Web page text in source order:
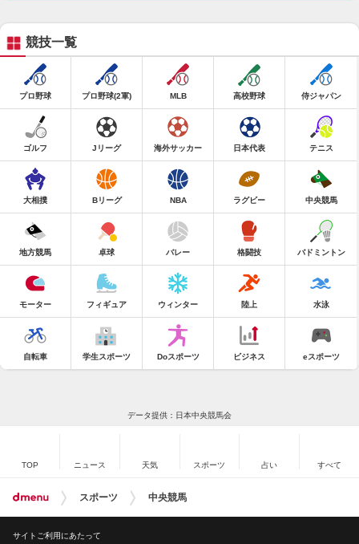
競技一覧
プロ野球 プロ野球(2軍) MLB 高校野球 侍ジャパン
ゴルフ Jリーグ 海外サッカー 日本代表 テニス
大相撲 Bリーグ NBA ラグビー 中央競馬
地方競馬 卓球 バレー 格闘技 バドミントン
モーター フィギュア ウィンター 陸上 水泳
自転車 学生スポーツ Doスポーツ ビジネス eスポーツ
データ提供：日本中央競馬会
TOP ニュース 天気 スポーツ 占い すべて
スポーツ 中央競馬
サイトご利用にあたって